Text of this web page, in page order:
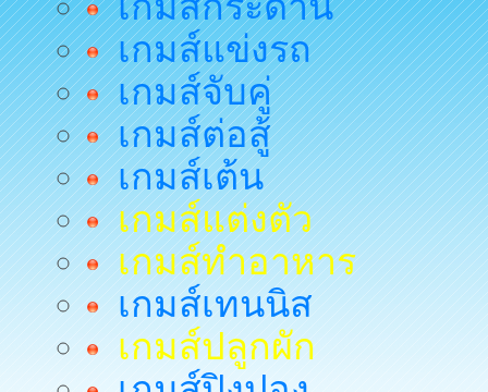
เกมส์แข่งรถ
เกมส์จับคู่
เกมส์ต่อสู้
เกมส์เต้น
เกมส์แต่งตัว
เกมส์ทำอาหาร
เกมส์เทนนิส
เกมส์ปลูกผัก